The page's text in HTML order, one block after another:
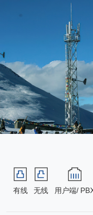
有线 无线 用户端/